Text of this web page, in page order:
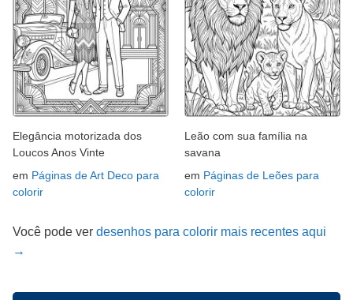
Elegância motorizada dos
Loucos Anos Vinte
em Páginas de Art Deco para
colorir
Leão com sua família na
savana
em Páginas de Leões para
colorir
Você pode ver desenhos para colorir mais recentes aqui
→